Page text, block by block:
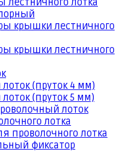
лотка
крышки лестничного
крышки лестничного
(пруток 4 мм)
(пруток 5 мм)
лоток
лотка
проволочного лотка
фиксатор